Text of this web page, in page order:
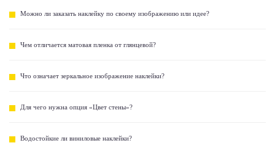
Можно ли заказать наклейку по своему изображению или идее?
Чем отличается матовая пленка от глянцевой?
Что означает зеркальное изображение наклейки?
Для чего нужна опция «Цвет стены»?
Водостойкие ли виниловые наклейки?